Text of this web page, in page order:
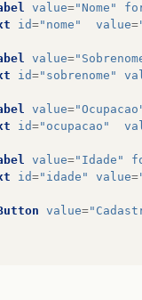
value="Nome"
id="nome" value=
value=
id="sobrenome"
value=
id="ocupacao"
value="Idade"
id="idade" value=
value=